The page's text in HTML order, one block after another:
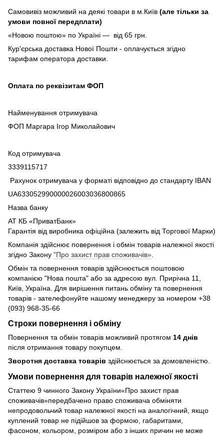
Самовивіз можливий на деякі товари в м.Київ (але тільки за
умови повної передплати)
«Новою поштою» по Україні — від 65 грн.
Кур'єрська доставка Нової Пошти - оплачується згідно
тарифам оператора доставки.
Оплата по реквізитам ФОП
Найменування отримувача
ФОП Маргара Ігор Миколайович
Код отримувача
3339115717
Рахунок отримувача у форматі відповідно до стандарту IBAN
UA633052990000026003036800865
Назва банку
АТ КБ «ПриватБанк»
Гарантія від виробника офіційна (залежить від Торгової Марки)
Компанія здійснює повернення і обмін товарів належної якості
згідно Закону "Про захист прав споживачів»
Обмін та повернення товарів здійснюється поштовою
компанією "Нова пошта" або за адресою вул. Прирічна 11,
Київ, Україна. Для вирішення питань обміну та повернення
товарів - зателефонуйте нашому менеджеру за номером +38
(093) 968-35-66
Строки повернення і обміну
Повернення та обмін товарів можливий протягом 14 днів
після отримання товару покупцем.
Зворотня доставка товарів здійснюється за домовленістю.
Умови повернення для товарів належної якості
Статтею 9 чинного Закону України«Про захист прав
споживачів»передбачено право споживача обміняти
непродовольчий товар належної якості на аналогічний, якщо
куплений товар не підійшов за формою, габаритами,
фасоном, кольором, розміром або з інших причин не може